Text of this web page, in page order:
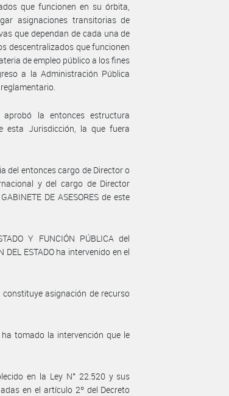
que funcionen en su órbita,
asignaciones transitorias de
que dependan de cada una de
descentralizados que funcionen
de empleo público a los fines
a la Administración Pública
la entonces estructura
esta Jurisdicción, la que fuera
del entonces cargo de Director o
y del cargo de Director
DE ASESORES de este
Y FUNCIÓN PÚBLICA del
DEL ESTADO ha intervenido en el
asignación de recurso
tomado la intervención que le
en la Ley N° 22.520 y sus
en el artículo 2º del Decreto